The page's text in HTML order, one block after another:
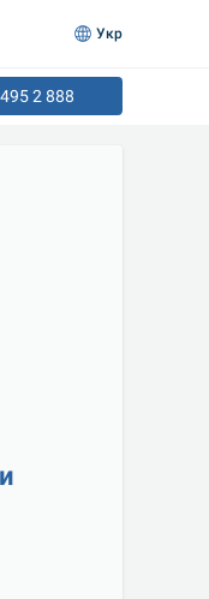
2 888
Укр